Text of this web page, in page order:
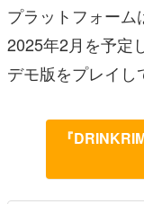
プラットフォー
2025年2月を予定
デモ版をプレイし
『